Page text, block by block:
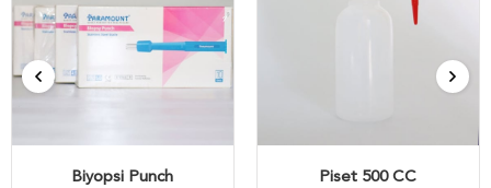
Biyopsi Punch Piset 500 CC